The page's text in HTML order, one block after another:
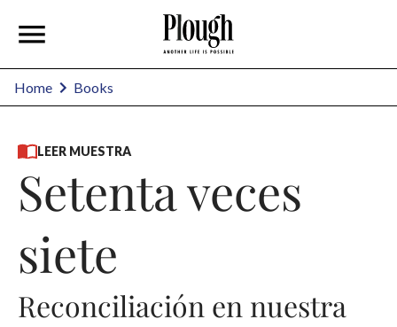
Home Books
LEER MUESTRA
Setenta veces
siete
Reconciliación en nuestra